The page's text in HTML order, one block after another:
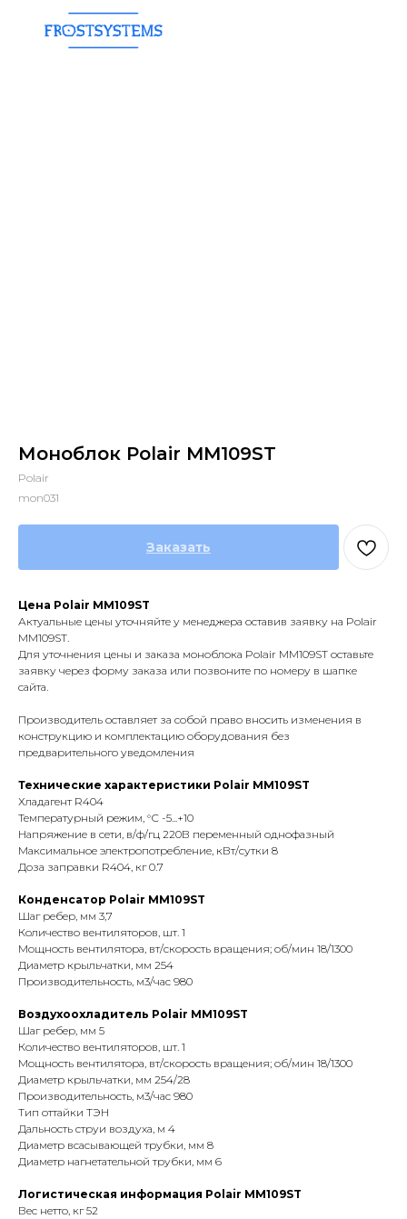
Моноблок Polair MM109ST
Polair
mon031
Заказать
Цена Polair MM109ST
Актуальные цены уточняйте у менеджера оставив заявку на Polair
MM109ST.
Для уточнения цены и заказа моноблока Polair MM109ST оставьте
заявку через форму заказа или позвоните по номеру в шапке
сайта.
Производитель оставляет за собой право вносить изменения в
конструкцию и комплектацию оборудования без
предварительного уведомления
Технические характеристики Polair MM109ST
Хладагент R404
Температурный режим, °С -5...+10
Напряжение в сети, в/ф/гц 220В переменный однофазный
Максимальное электропотребление, кВт/сутки 8
Доза заправки R404, кг 0.7
Конденсатор Polair MM109ST
Шаг ребер, мм 3,7
Количество вентиляторов, шт. 1
Мощность вентилятора, вт/скорость вращения; об/мин 18/1300
Диаметр крыльчатки, мм 254
Производительность, м3/час 980
Воздухоохладитель Polair MM109ST
Шаг ребер, мм 5
Количество вентиляторов, шт. 1
Мощность вентилятора, вт/скорость вращения; об/мин 18/1300
Диаметр крыльчатки, мм 254/28
Производительность, м3/час 980
Тип оттайки ТЭН
Дальность струи воздуха, м 4
Диаметр всасывающей трубки, мм 8
Диаметр нагнетательной трубки, мм 6
Логистическая информация Polair MM109ST
Вес нетто, кг 52